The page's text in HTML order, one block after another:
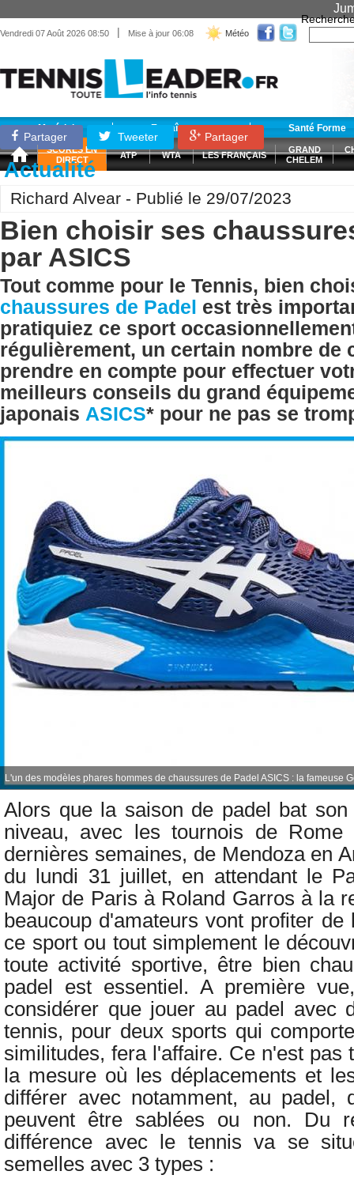
Vendredi 07 Août 2026 08:50 | Mise à jour 06:08 Météo
Matériel Entraînement Santé Forme
SCORES EN
DIRECT
ATP WTA LES FRANÇAIS
GRAND
CHELEM
Partager Tweeter Partager
Actualité
Richard Alvear - Publié le 29/07/2023
Bien choisir ses
par ASICS
Tout comme pour le Tennis, bien
chaussures de Padel est très
pratiquiez ce sport
régulièrement, un certain nombre de
prendre en compte pour effectuer
meilleurs conseils du grand
japonais ASICS* pour ne pas se
L'un des modèles phares hommes de chaussures de Padel ASICS : la fameuse
Alors que la saison de padel bat
niveau, avec les tournois de
dernières semaines, de Mendoza en
du lundi 31 juillet, en attendant le
Major de Paris à Roland Garros à la
beaucoup d'amateurs vont profiter de
ce sport ou tout simplement le
toute activité sportive, être bien
padel est essentiel. A première
considérer que jouer au padel avec
tennis, pour deux sports qui
similitudes, fera l'affaire. Ce n'est pas
la mesure où les déplacements et
différer avec notamment, au padel,
peuvent être sablées ou non. Du
différence avec le tennis va se
semelles avec 3 types :